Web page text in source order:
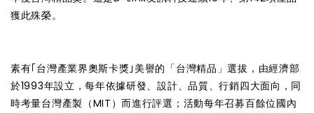
獲此殊榮。
素有｢台灣產業界奧斯卡獎｣美譽的「台灣精品」選拔，由經濟部
於1993年設立，每年依據研發、設計、品質、行銷四大面向，同
時考量台灣產製（MIT）而進行評選；活動每年召募百餘位國內